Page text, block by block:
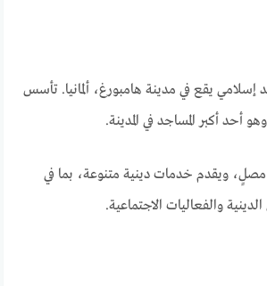
يقع في مدينة هامبورغ، ألمانيا. تأسس
يتسع المسجد لـ 2000 مصلٍ، ويقدم خدمات دينية متنوعة، بما في
والفعاليات الاجتماعية.